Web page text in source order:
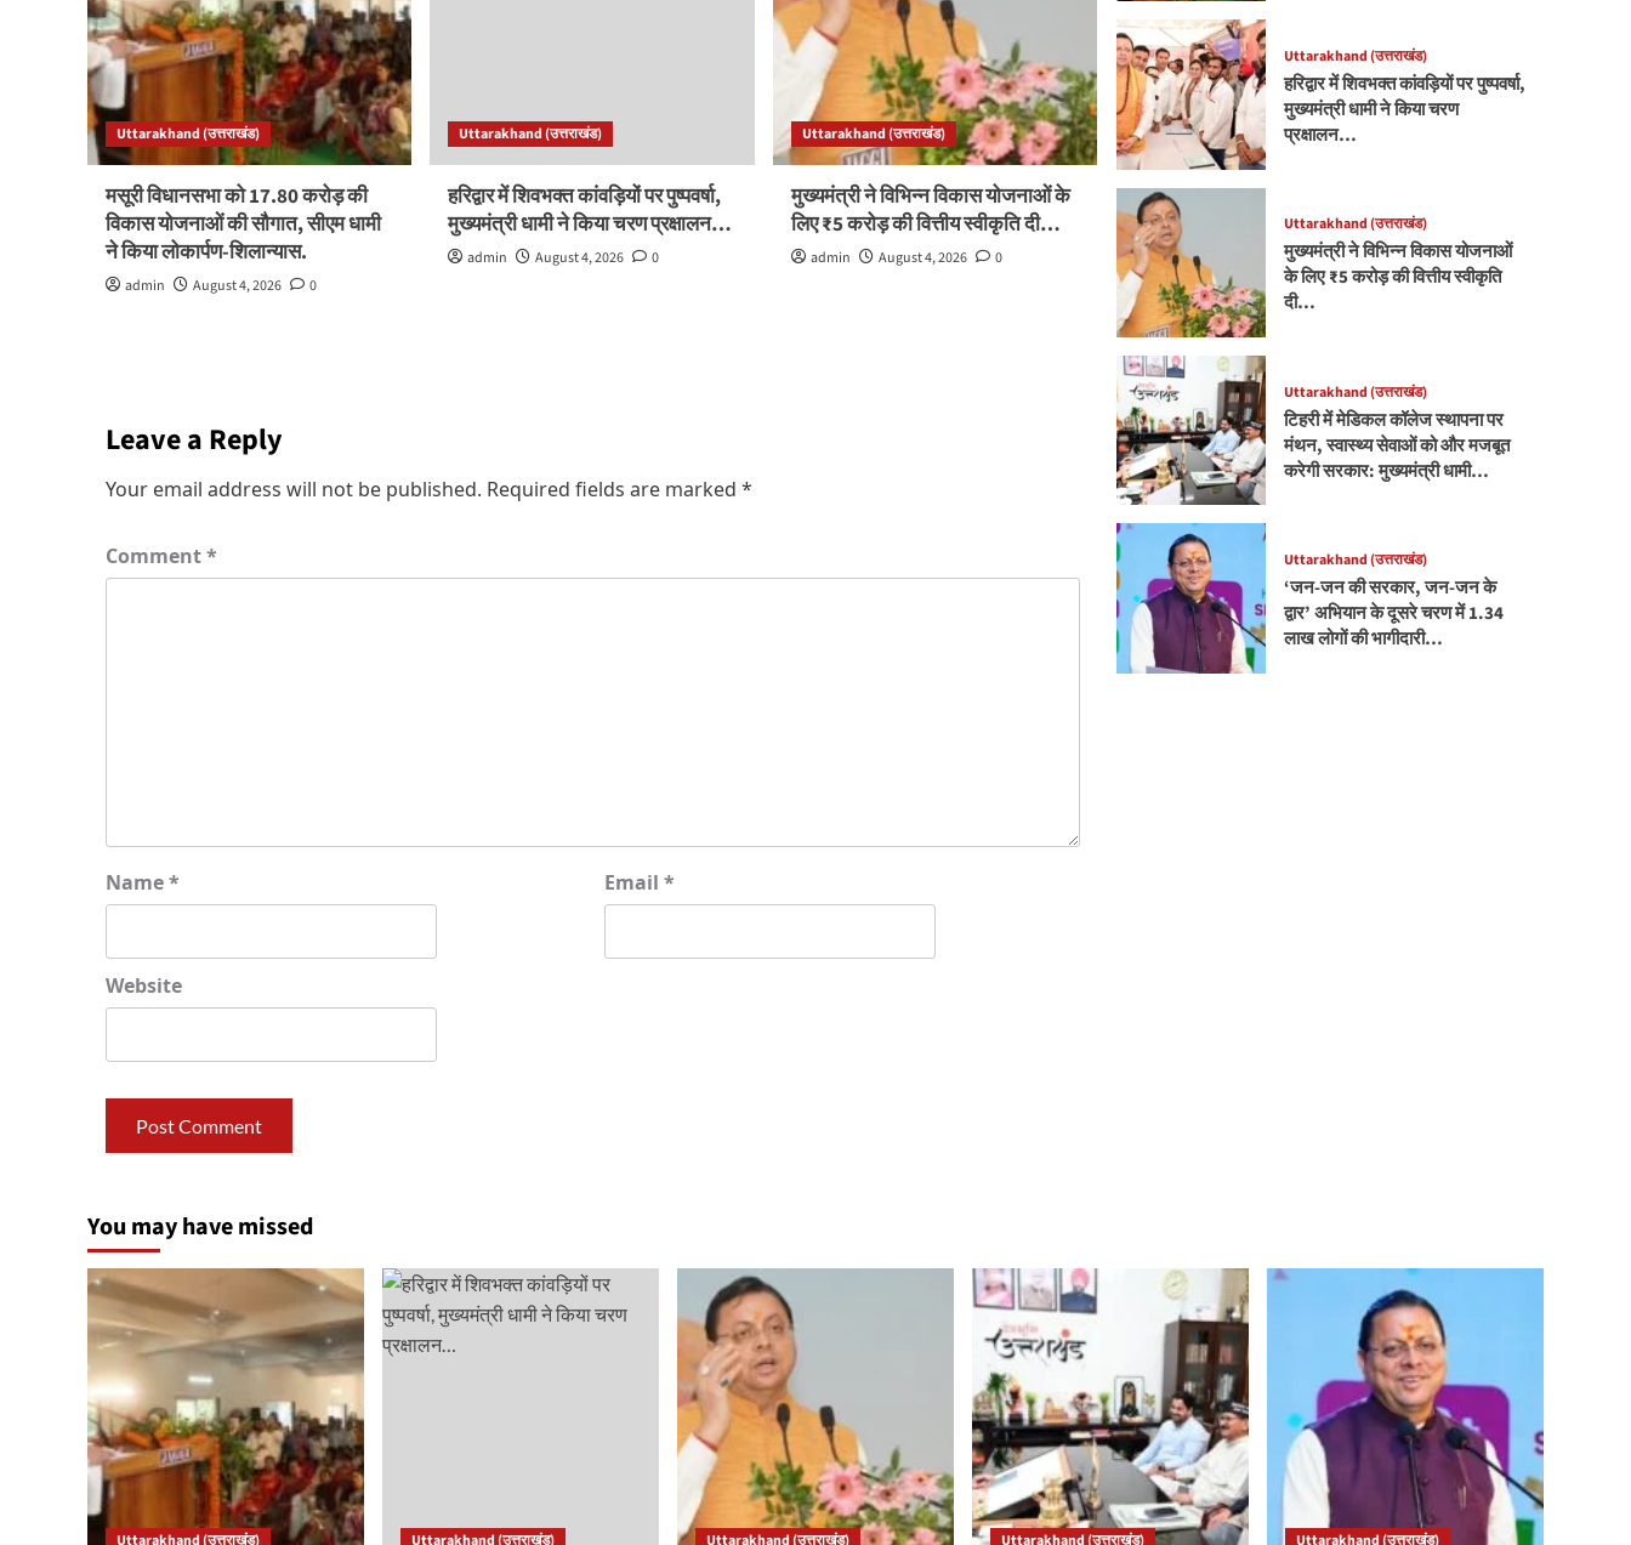
Uttarakhand (उत्तराखंड)
मसूरी विधानसभा को 17.80 करोड़ की
विकास योजनाओं की सौगात, सीएम धामी
ने किया लोकार्पण-शिलान्यास.
admin August 4, 2026 0
Uttarakhand (उत्तराखंड)
हरिद्वार में शिवभक्त कांवड़ियों पर पुष्पवर्षा,
मुख्यमंत्री धामी ने किया चरण प्रक्षालन…
admin August 4, 2026 0
Uttarakhand (उत्तराखंड)
मुख्यमंत्री ने विभिन्न विकास योजनाओं के
लिए ₹5 करोड़ की वित्तीय स्वीकृति दी…
admin August 4, 2026 0
Leave a Reply
Your email address will not be published. Required fields are marked *
Comment*
Name* Email*
Website
Uttarakhand (उत्तराखंड)
हरिद्वार में शिवभक्त कांवड़ियों पर पुष्पवर्षा,
मुख्यमंत्री धामी ने किया चरण
प्रक्षालन…
Uttarakhand (उत्तराखंड)
मुख्यमंत्री ने विभिन्न विकास योजनाओं
के लिए ₹5 करोड़ की वित्तीय स्वीकृति
दी…
Uttarakhand (उत्तराखंड)
टिहरी में मेडिकल कॉलेज स्थापना पर
मंथन, स्वास्थ्य सेवाओं को और मजबूत
करेगी सरकार: मुख्यमंत्री धामी…
Uttarakhand (उत्तराखंड)
‘जन-जन की सरकार, जन-जन के
द्वार’ अभियान के दूसरे चरण में 1.34
लाख लोगों की भागीदारी…
You may have missed